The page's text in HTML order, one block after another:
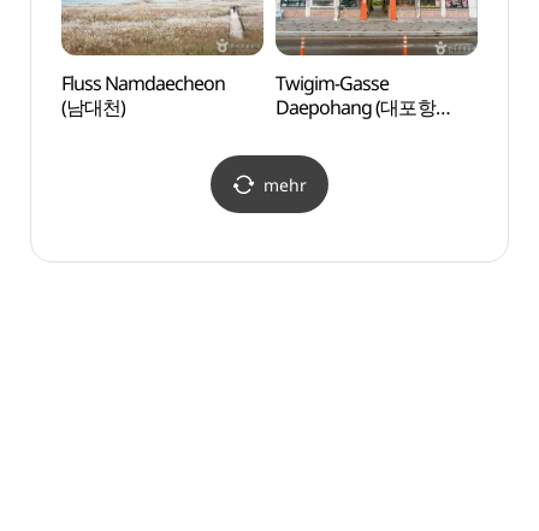
Fluss Namdaecheon
(남대천)
Twigim-Gasse
Daepohang (대포항
mehr